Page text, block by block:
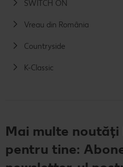
SWITCH ON
Vreau din România
Countryside
K-Classic
Mai multe noutăți
pentru tine: